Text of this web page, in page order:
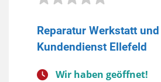
Reparatur Werkstatt und
Kundendienst Ellefeld
Wir haben geöffnet!